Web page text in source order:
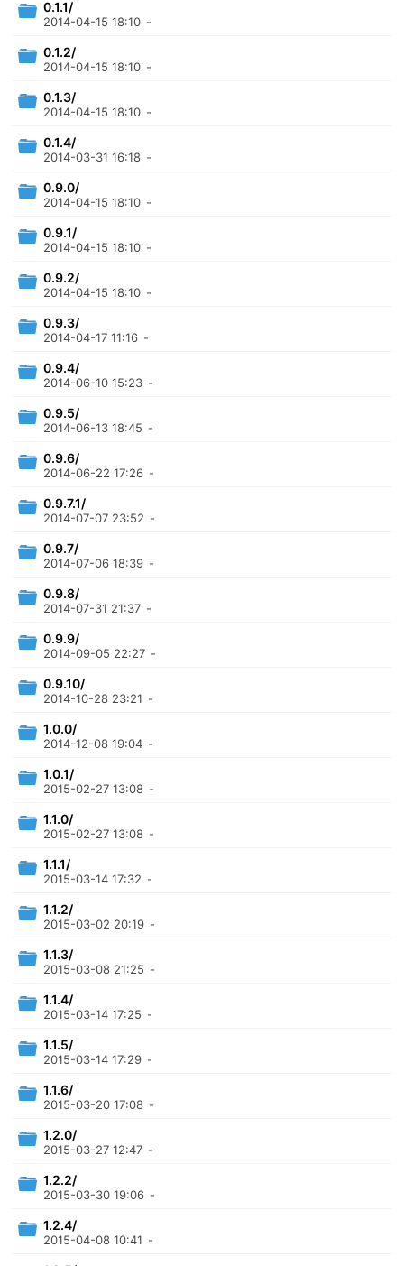
0.1.1/
2014-04-15 18:10 -
0.1.2/
2014-04-15 18:10 -
0.1.3/
2014-04-15 18:10 -
0.1.4/
2014-03-31 16:18 -
0.9.0/
2014-04-15 18:10 -
0.9.1/
2014-04-15 18:10 -
0.9.2/
2014-04-15 18:10 -
0.9.3/
2014-04-17 11:16 -
0.9.4/
2014-06-10 15:23 -
0.9.5/
2014-06-13 18:45 -
0.9.6/
2014-06-22 17:26 -
0.9.7.1/
2014-07-07 23:52 -
0.9.7/
2014-07-06 18:39 -
0.9.8/
2014-07-31 21:37 -
0.9.9/
2014-09-05 22:27 -
0.9.10/
2014-10-28 23:21 -
1.0.0/
2014-12-08 19:04 -
1.0.1/
2015-02-27 13:08 -
1.1.0/
2015-02-27 13:08 -
1.1.1/
2015-03-14 17:32 -
1.1.2/
2015-03-02 20:19 -
1.1.3/
2015-03-08 21:25 -
1.1.4/
2015-03-14 17:25 -
1.1.5/
2015-03-14 17:29 -
1.1.6/
2015-03-20 17:08 -
1.2.0/
2015-03-27 12:47 -
1.2.2/
2015-03-30 19:06 -
1.2.4/
2015-04-08 10:41 -